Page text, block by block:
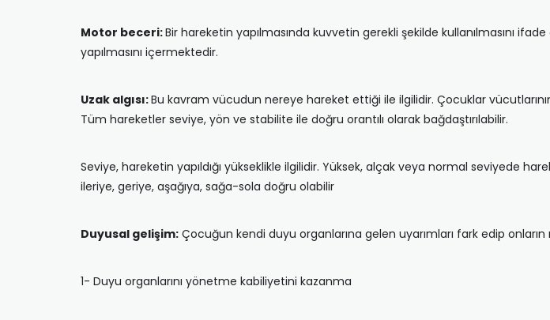
Motor beceri:Bir hareketin yapılmasında kuvvetin gerekli şekilde kullanılmasını
yapılmasını içermektedir.
Uzak algısı:Bu kavram vücudun nereye hareket ettiği ile ilgilidir. Çocuklar
Tüm hareketler seviye, yön ve stabilite ile doğru orantılı olarak bağdaştırılabilir.
Seviye, hareketin yapıldığı yükseklikle ilgilidir. Yüksek, alçak veya normal seviyede
ileriye, geriye, aşağıya, sağa-sola doğru olabilir
Duyusal gelişim: Çocuğun kendi duyu organlarına gelen uyarımları fark edip
1- Duyu organlarını yönetme kabiliyetini kazanma